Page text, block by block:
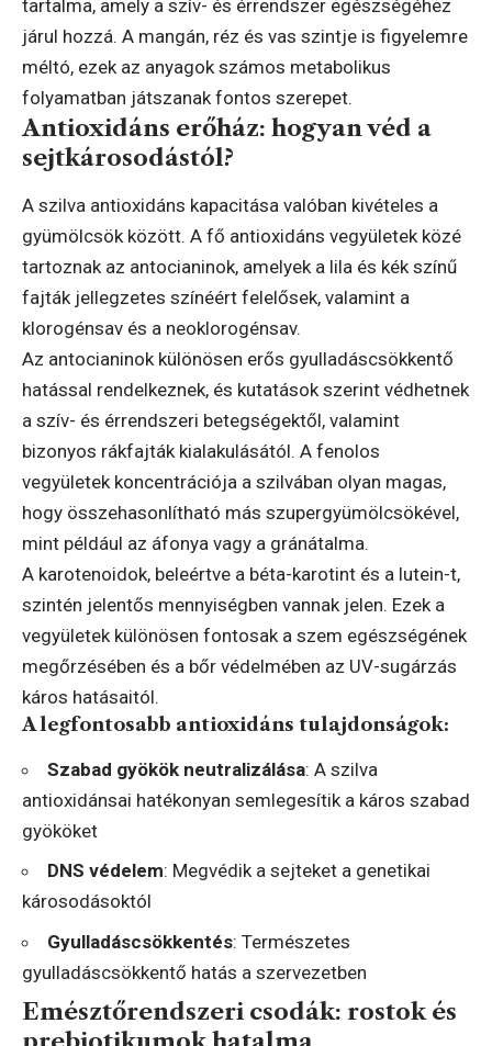
tartalma, amely a szív- és érrendszer egészségéhez
járul hozzá. A mangán, réz és vas szintje is figyelemre
méltó, ezek az anyagok számos metabolikus
folyamatban játszanak fontos szerepet.
Antioxidáns erőház: hogyan véd a
sejtkárosodástól?
A szilva antioxidáns kapacitása valóban kivételes a
gyümölcsök között. A fő antioxidáns vegyületek közé
tartoznak az antocianinok, amelyek a lila és kék színű
fajták jellegzetes színéért felelősek, valamint a
klorogénsav és a neoklorogénsav.
Az antocianinok különösen erős gyulladáscsökkentő
hatással rendelkeznek, és kutatások szerint védhetnek
a szív- és érrendszeri betegségektől, valamint
bizonyos rákfajták kialakulásától. A fenolos
vegyületek koncentrációja a szilvában olyan magas,
hogy összehasonlítható más szupergyümölcsökével,
mint például az áfonya vagy a gránátalma.
A karotenoidok, beleértve a béta-karotint és a lutein-t,
szintén jelentős mennyiségben vannak jelen. Ezek a
vegyületek különösen fontosak a szem egészségének
megőrzésében és a bőr védelmében az UV-sugárzás
káros hatásaitól.
A legfontosabb antioxidáns tulajdonságok:
Szabad gyökök neutralizálása: A szilva
antioxidánsai hatékonyan semlegesítik a káros szabad
gyököket
DNS védelem: Megvédik a sejteket a genetikai
károsodásoktól
Gyulladáscsökkentés: Természetes
gyulladáscsökkentő hatás a szervezetben
Emésztőrendszeri csodák: rostok és